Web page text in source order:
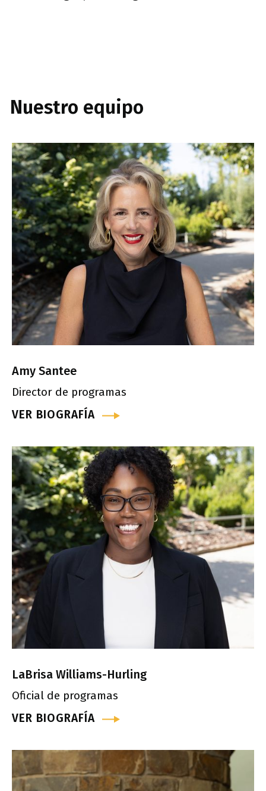
Nuestro equipo
Amy Santee
Director de programas
VER BIOGRAFÍA
LaBrisa Williams-Hurling
Oficial de programas
VER BIOGRAFÍA